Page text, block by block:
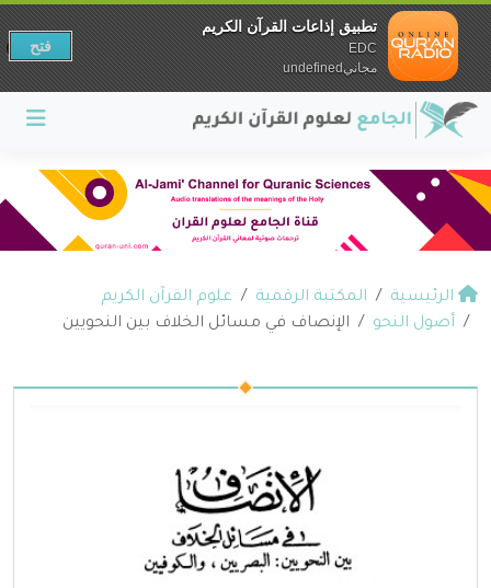
الرئيسية المكتبة الرقمية
علوم القرآن الكريم
أصول النحو
الإنصاف في مسائل الخلاف بين النحويين
تطبيق إذاعات القرآن الكريم
EDC
مجانيundefined
فتح